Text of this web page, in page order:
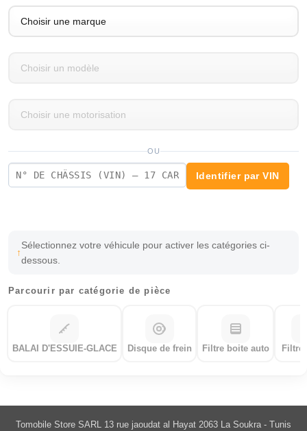
OU
Identifier par VIN
Sélectionnez votre véhicule pour activer les catégories ci-
dessous.
Parcourir par catégorie de pièce
BALAI D'ESSUIE-GLACE Disque de frein Filtre boite auto
Tomobile Store SARL 13 rue jaoudat al Hayat 2063 La Soukra - Tunis